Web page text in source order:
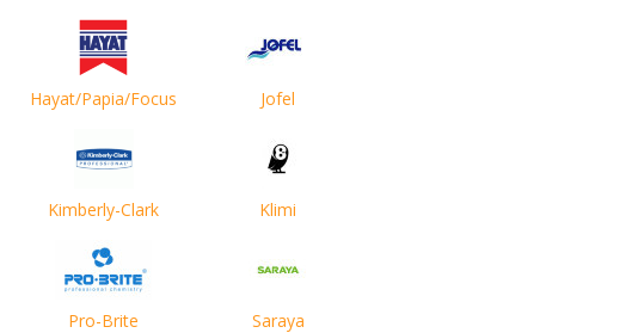
Hayat/Papia/Focus Jofel
Kimberly-Clark Klimi
Pro-Brite Saraya